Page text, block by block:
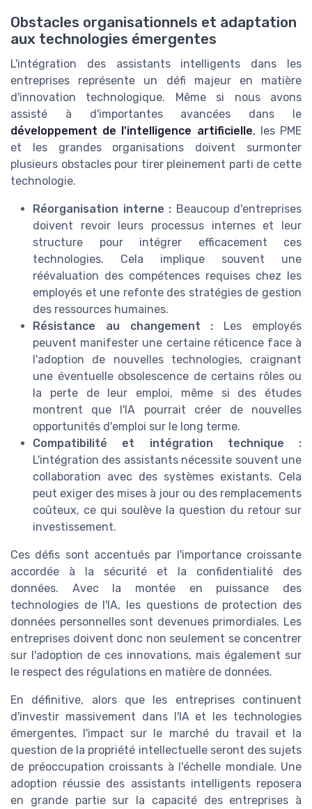
Obstacles organisationnels et adaptation
aux technologies émergentes
L'intégration des assistants intelligents dans les
entreprises représente un défi majeur en matière
d'innovation technologique. Même si nous avons
assisté à d'importantes avancées dans le
développement de l'intelligence artificielle, les PME
et les grandes organisations doivent surmonter
plusieurs obstacles pour tirer pleinement parti de cette
technologie.
Réorganisation interne : Beaucoup d'entreprises
doivent revoir leurs processus internes et leur
structure pour intégrer efficacement ces
technologies. Cela implique souvent une
réévaluation des compétences requises chez les
employés et une refonte des stratégies de gestion
des ressources humaines.
Résistance au changement : Les employés
peuvent manifester une certaine réticence face à
l'adoption de nouvelles technologies, craignant
une éventuelle obsolescence de certains rôles ou
la perte de leur emploi, même si des études
montrent que l'IA pourrait créer de nouvelles
opportunités d'emploi sur le long terme.
Compatibilité et intégration technique :
L'intégration des assistants nécessite souvent une
collaboration avec des systèmes existants. Cela
peut exiger des mises à jour ou des remplacements
coûteux, ce qui soulève la question du retour sur
investissement.
Ces défis sont accentués par l'importance croissante
accordée à la sécurité et la confidentialité des
données. Avec la montée en puissance des
technologies de l'IA, les questions de protection des
données personnelles sont devenues primordiales. Les
entreprises doivent donc non seulement se concentrer
sur l'adoption de ces innovations, mais également sur
le respect des régulations en matière de données.
En définitive, alors que les entreprises continuent
d'investir massivement dans l'IA et les technologies
émergentes, l'impact sur le marché du travail et la
question de la propriété intellectuelle seront des sujets
de préoccupation croissants à l'échelle mondiale. Une
adoption réussie des assistants intelligents reposera
en grande partie sur la capacité des entreprises à